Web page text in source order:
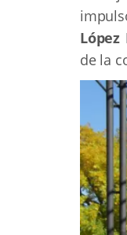
López
de la